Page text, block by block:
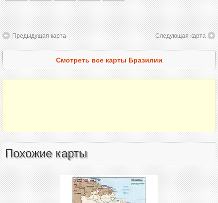
Предыдущая карта Следующая карта
Смотреть все карты Бразилии
Похожие карты